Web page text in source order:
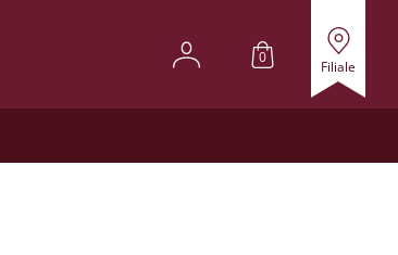
0
Filiale